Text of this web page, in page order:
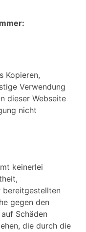
Kopieren,
Verwendung
dieser Webseite
nicht
keinerlei
gegen den
Schäden
die durch die